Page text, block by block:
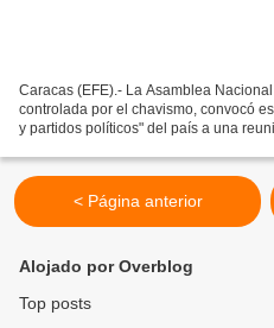
Caracas (EFE).- La Asamblea
controlada por el chavismo, convocó
y partidos políticos" del país a una
< Página anterior
Alojado por Overblog
Top posts